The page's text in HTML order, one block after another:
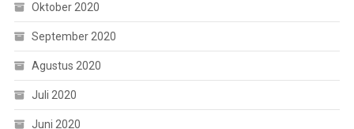
Oktober 2020
September 2020
Agustus 2020
Juli 2020
Juni 2020